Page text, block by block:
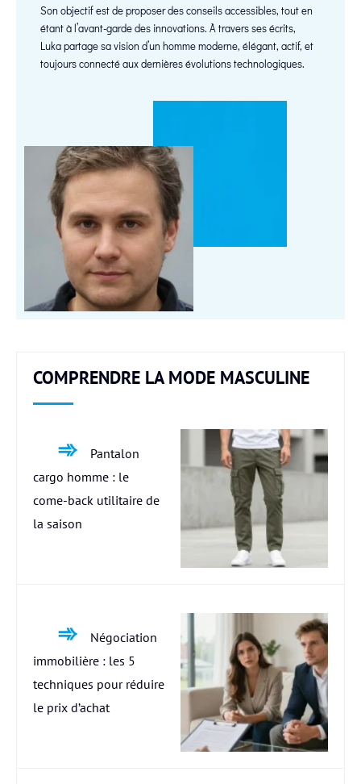
Son objectif est de proposer des conseils accessibles, tout en
étant à l’avant-garde des innovations. À travers ses écrits,
Luka partage sa vision d’un homme moderne, élégant, actif, et
toujours connecté aux dernières évolutions technologiques.
COMPRENDRE LA MODE MASCULINE
Pantalon
cargo homme : le
come-back utilitaire de
la saison
Négociation
immobilière : les 5
techniques pour réduire
le prix d’achat